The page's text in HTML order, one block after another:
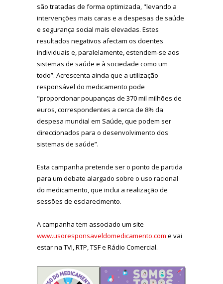
são tratadas de forma optimizada, "levando a
intervenções mais caras e a despesas de saúde
e segurança social mais elevadas. Estes
resultados negativos afectam os doentes
individuais e, paralelamente, estendem-se aos
sistemas de saúde e à sociedade como um
todo”. Acrescenta ainda que a utilização
responsável do medicamento pode
"proporcionar poupanças de 370 mil milhões de
euros, correspondentes a cerca de 8% da
despesa mundial em Saúde, que podem ser
direccionados para o desenvolvimento dos
sistemas de saúde”.
Esta campanha pretende ser o ponto de partida
para um debate alargado sobre o uso racional
do medicamento, que inclui a realização de
sessões de esclarecimento.
A campanha tem associado um site
www.usoresponsaveldomedicamento.com e vai
estar na TVI, RTP, TSF e Rádio Comercial.